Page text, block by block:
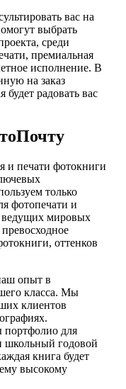
вас на
выбрать
среди
премиальная
исполнение. В
на заказ
радовать вас
и печати фотокниги
только
фотопечати и
ведущих мировых
оттенков
опыт в
класса. Мы
клиентов
портфолио для
школьный годовой
книга будет
высокому